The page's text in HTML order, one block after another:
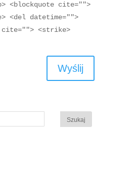
<blockquote cite="">
<del datetime="">
cite=""> <strike>